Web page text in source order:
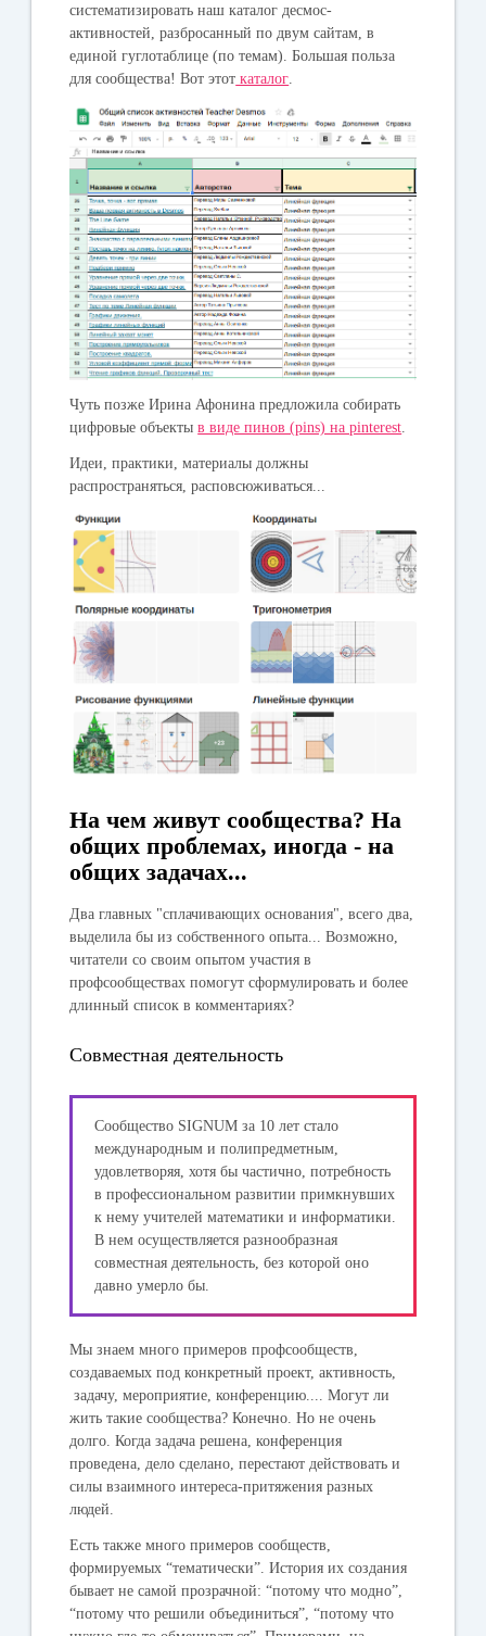
систематизировать наш каталог десмос-
активностей, разбросанный по двум сайтам, в
единой гуглотаблице (по темам). Большая польза
для сообщества! Вот этот каталог
Чуть позже Ирина Афонина предложила собирать
цифровые объектыв виде пинов (pins) на pinterest
Идеи, практики, материалы должны
распространяться, расповсюживаться...
На чем живут сообщества? На
общих проблемах, иногда - на
общих задачах...
Два главных "сплачивающих основания", всего два,
выделила бы из собственного опыта... Возможно,
читатели со своим опытом участия в
профсообществах помогут сформулировать и более
длинный список в комментариях?
Совместная деятельность
Сообщество SIGNUM за 10 лет стало
международным и полипредметным,
удовлетворяя, хотя бы частично, потребность
в профессиональном развитии примкнувших
к нему учителей математики и информатики.
В нем осуществляется разнообразная
совместная деятельность, без которой оно
давно умерло бы.
Мы знаем много примеров профсообществ,
создаваемых под конкретный проект, активность,
задачу, мероприятие, конференцию.... Могут ли
жить такие сообщества? Конечно. Но не очень
долго. Когда задача решена, конференция
проведена, дело сделано, перестают действовать и
силы взаимного интереса-притяжения разных
людей.
Есть также много примеров сообществ,
формируемых “тематически”. История их создания
бывает не самой прозрачной: “потому что модно”,
“потому что решили объединиться”, “потому что